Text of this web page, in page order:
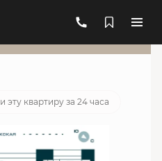
20 165 820 руб.
эту квартиру за 24 часа